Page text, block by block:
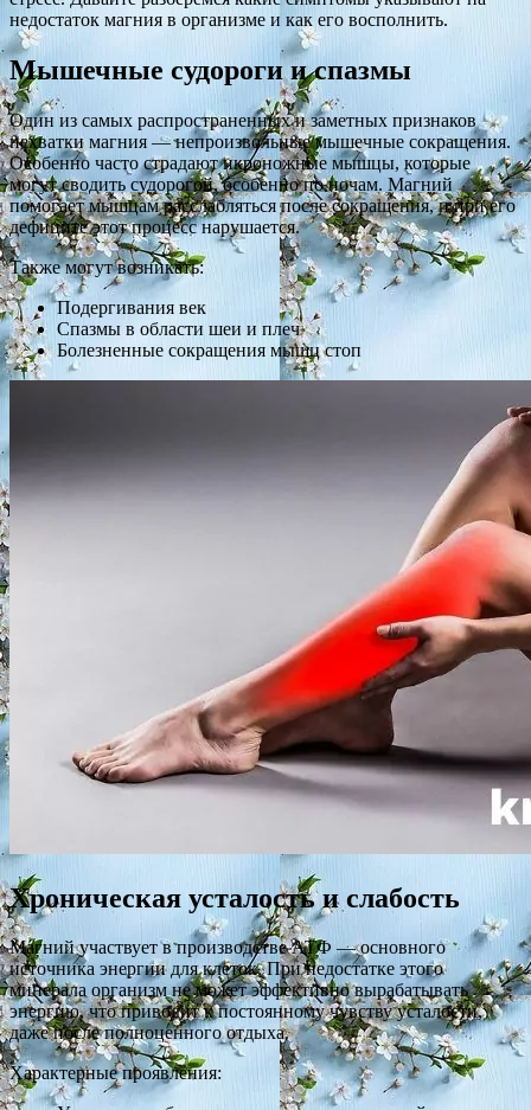
недостаток магния в организме и как его восполнить.
Мышечные судороги и спазмы
Один из самых распространенных и заметных признаков
нехватки магния — непроизвольные мышечные сокращения.
Особенно часто страдают икроножные мышцы, которые
могут сводить судорогой, особенно по ночам. Магний
помогает мышцам расслабляться после сокращения, и при его
дефиците этот процесс нарушается.
Также могут возникать:
Подергивания век
Спазмы в области шеи и плеч
Болезненные сокращения мышц стоп
Хроническая усталость и слабость
Магний участвует в производстве АТФ — основного
источника энергии для клеток. При недостатке этого
минерала организм не может эффективно вырабатывать
энергию, что приводит к постоянному чувству усталости,
даже после полноценного отдыха.
Характерные проявления: